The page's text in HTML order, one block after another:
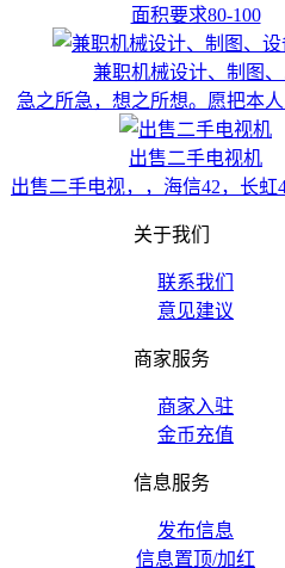
面积要求80-100
兼职机械设计、制图、
急之所急，想之所想。愿把本
出售二手电视机
出售二手电视，，海信42，长虹
关于我们
联系我们
意见建议
商家服务
商家入驻
金币充值
信息服务
发布信息
信息置顶/加红